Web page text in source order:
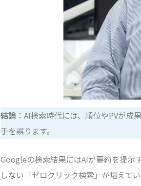
結論 ：AI検索時代には、順位やPVが
手を誤ります。
Googleの検索結果にはAIが要約を提示
しない「ゼロクリック検索」が増えて